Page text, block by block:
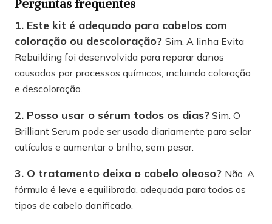
Perguntas frequentes
1. Este kit é adequado para cabelos com
coloração ou descoloração? Sim. A linha Evita
Rebuilding foi desenvolvida para reparar danos
causados por processos químicos, incluindo coloração
e descoloração.
2. Posso usar o sérum todos os dias? Sim. O
Brilliant Serum pode ser usado diariamente para selar
cutículas e aumentar o brilho, sem pesar.
3. O tratamento deixa o cabelo oleoso? Não. A
fórmula é leve e equilibrada, adequada para todos os
tipos de cabelo danificado.